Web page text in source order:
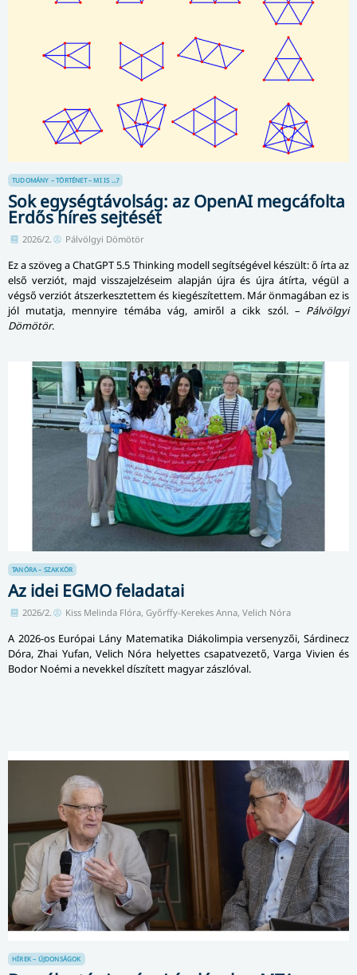
TUDOMÁNY – TÖRTÉNET – MI IS ...?
Sok egységtávolság: az OpenAI megcáfolta
Erdős híres sejtését
2026/2. Pálvölgyi Dömötör
Ez a szöveg a ChatGPT 5.5 Thinking modell segítségével készült: ő írta az
első verziót, majd visszajelzéseim alapján újra és újra átírta, végül a
végső verziót átszerkesztettem és kiegészítettem. Már önmagában ez is
jól mutatja, mennyire témába vág, amiről a cikk szól. – Pálvölgyi
Dömötör.
TANÓRA – SZAKKÖR
Az idei EGMO feladatai
2026/2. Kiss Melinda Flóra, Győrffy-Kerekes Anna, Velich Nóra
A 2026-os Európai Lány Matematika Diákolimpia versenyzői, Sárdinecz
Dóra, Zhai Yufan, Velich Nóra helyettes csapatvezető, Varga Vivien és
Bodor Noémi a nevekkel díszített magyar zászlóval.
HÍREK – ÚJDONSÁGOK